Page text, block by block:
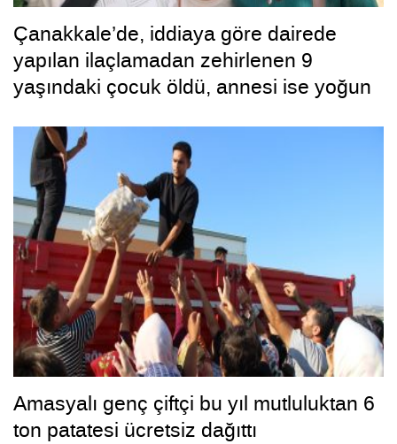
Çanakkale’de, iddiaya göre dairede
yapılan ilaçlamadan zehirlenen 9
yaşındaki çocuk öldü, annesi ise yoğun
Amasyalı genç çiftçi bu yıl mutluluktan 6
ton patatesi ücretsiz dağıttı